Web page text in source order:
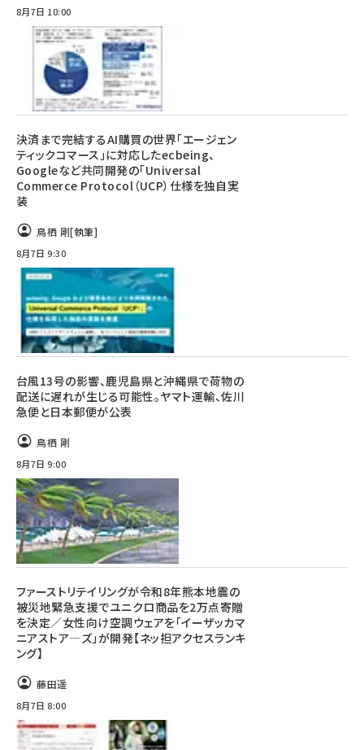
8月7日 10:00
決済まで完結するAI購買の世界「エージェン
ティックコマース」に対応したecbeing、
Googleなど共同開発の「Universal
Commerce Protocol（UCP）仕様を独自実
装
鳥栖 剛[執筆]
8月7日 9:30
台風13号の影響、鹿児島県と沖縄県で荷物の
配送に遅れが生じる可能性。ヤマト運輸、佐川
急便と日本郵便が公表
鳥栖 剛
8月7日 9:00
ファーストリテイリングが令和8年熊本地震の
被災地緊急支援でユニクロ商品を2万点寄贈
を決定／女性向け空調ウェアを「イーザッカマ
ニアストア―ズ」が開発【ネッ担アクセスランキ
ング】
藤田遥
8月7日 8:00